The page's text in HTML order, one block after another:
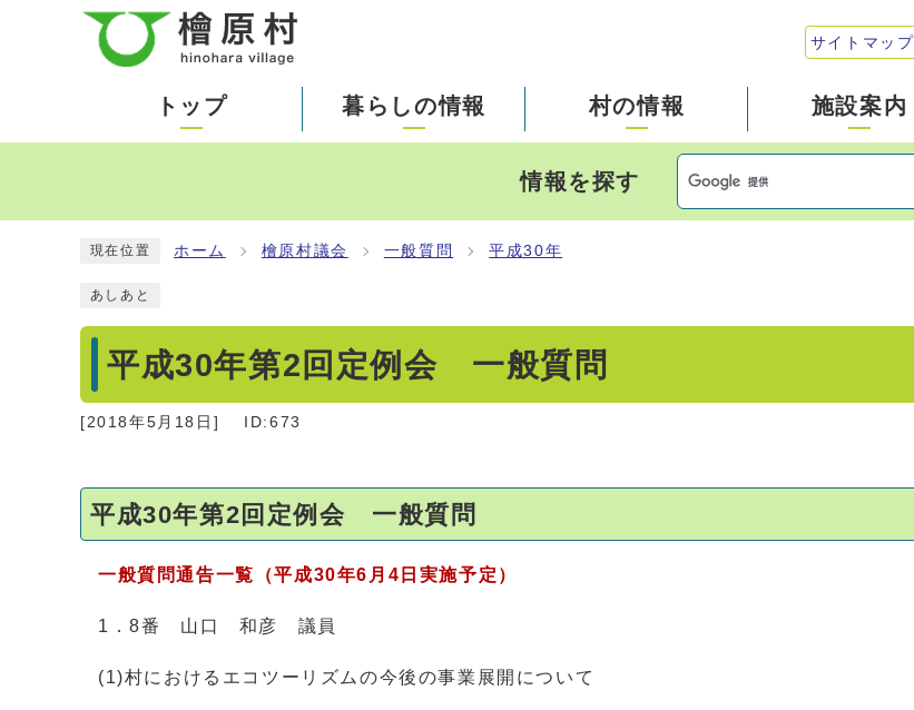
サイトマップ
トップ 暮らしの情報 村の情報 施設案内
情報を探す
現在位置 ホーム 檜原村議会 一般質問 平成30年
あしあと
平成30年第2回定例会 一般質問
[2018年5月18日 ] ID:673
平成30年第2回定例会 一般質問
一般質問通告一覧（平成30年6月4日実施予定）
1．8番 山口 和彦 議員
(1)村におけるエコツーリズムの今後の事業展開について